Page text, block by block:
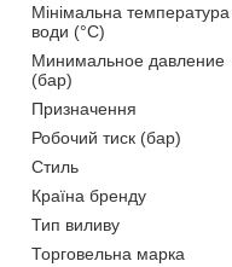
Мінімальна температура
води (°C)
Минимальное давление
(бар)
Призначення
Робочий тиск (бар)
Стиль
Країна бренду
Тип виливу
Торговельна марка